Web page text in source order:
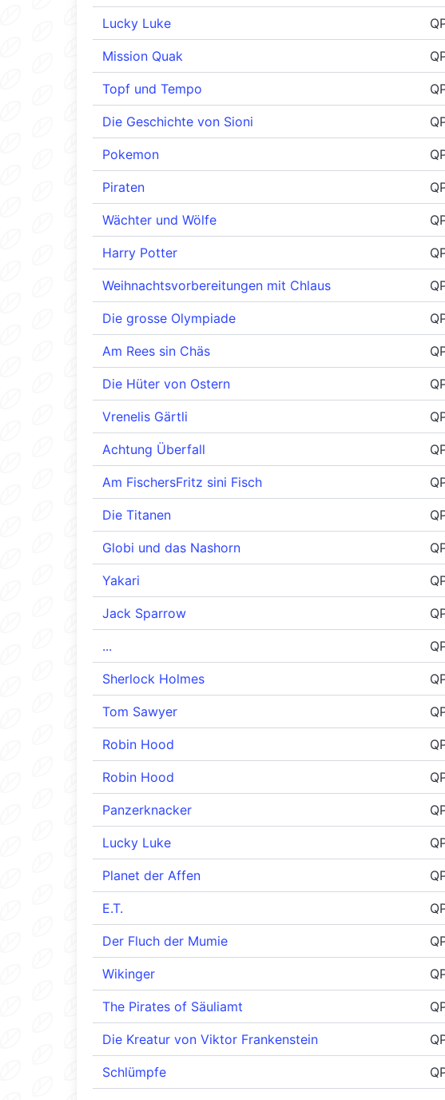
Lucky Luke
Mission Quak
Topf und Tempo
Die Geschichte von Sioni
Pokemon
Piraten
Wächter und Wölfe
Harry Potter
Weihnachtsvorbereitungen mit Chlaus
Die grosse Olympiade
Am Rees sin Chäs
Die Hüter von Ostern
Vrenelis Gärtli
Achtung Überfall
Am FischersFritz sini Fisch
Die Titanen
Globi und das Nashorn
Yakari
Jack Sparrow
...
Sherlock Holmes
Tom Sawyer
Robin Hood
Robin Hood
Panzerknacker
Lucky Luke
Planet der Affen
E.T.
Der Fluch der Mumie
Wikinger
The Pirates of Säuliamt
Die Kreatur von Viktor Frankenstein
Schlümpfe